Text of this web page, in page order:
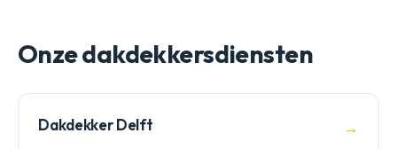
Onze dakdekkersdiensten
Dakdekker Delft →